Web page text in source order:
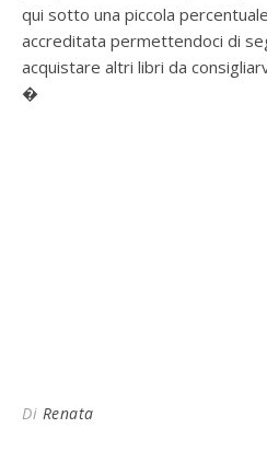
qui sotto una piccola
accreditata permettendoci di
acquistare altri libri da
�
Di Renata